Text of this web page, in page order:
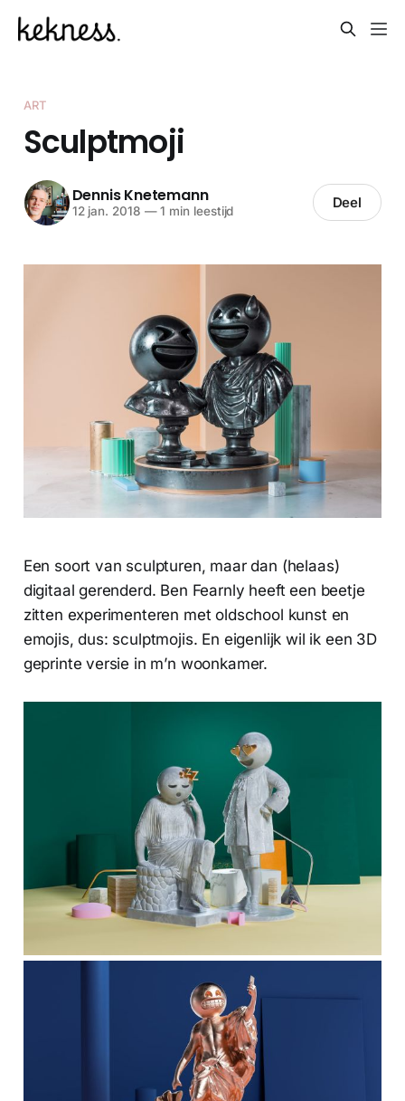
ART
Sculptmoji
Dennis Knetemann
12 jan. 2018 —1 min leestijd Deel
Een soort van sculpturen, maar dan (helaas)
digitaal gerenderd. Ben Fearnly heeft een beetje
zitten experimenteren met oldschool kunst en
emojis, dus: sculptmojis. En eigenlijk wil ik een 3D
geprinte versie in m’n woonkamer.